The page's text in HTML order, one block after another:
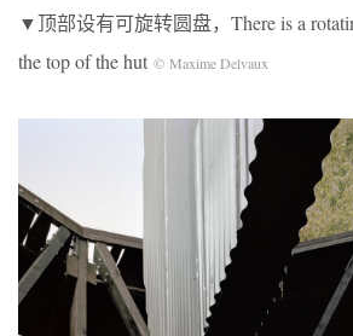
▼顶部设有可旋转圆盘，There is a
the top of the hut © Maxime Delvaux